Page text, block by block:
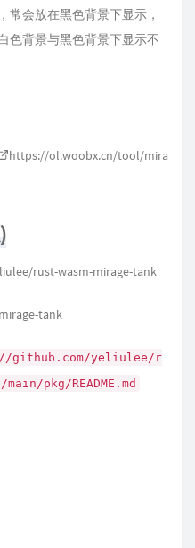
常会放在黑色背景下显示，
色背景与黑色背景下显示不
https://ol.woobx.cn/tool/mira
rust-wasm-mirage-tank
tank
github.com/yeliulee/r
pkg/README.md